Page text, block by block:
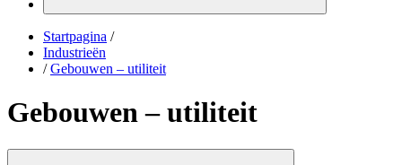
Startpagina /
Industrieën
/ Gebouwen – utiliteit
Gebouwen – utiliteit